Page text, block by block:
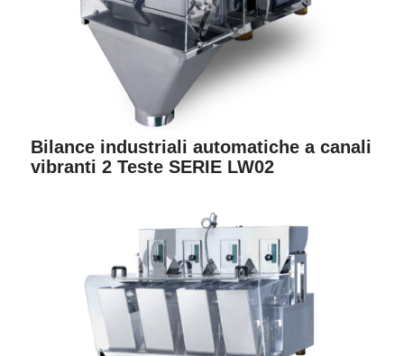
Bilance industriali automatiche a canali
vibranti 2 Teste SERIE LW02